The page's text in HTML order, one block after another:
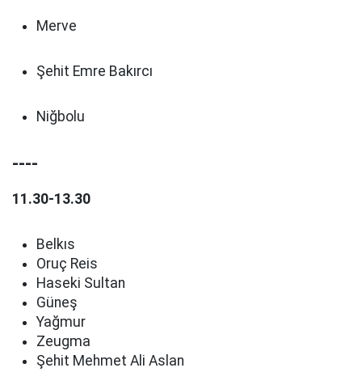
Merve
Şehit Emre Bakırcı
Niğbolu
----
11.30-13.30
Belkıs
Oruç Reis
Haseki Sultan
Güneş
Yağmur
Zeugma
Şehit Mehmet Ali Aslan